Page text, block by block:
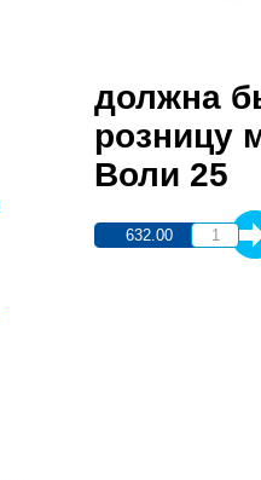
должна
розницу
Воли 25
632.00